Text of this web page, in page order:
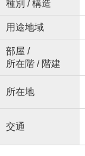
種別 / 構造
用途地域
部屋 /
所在階 / 階建
所在地
交通